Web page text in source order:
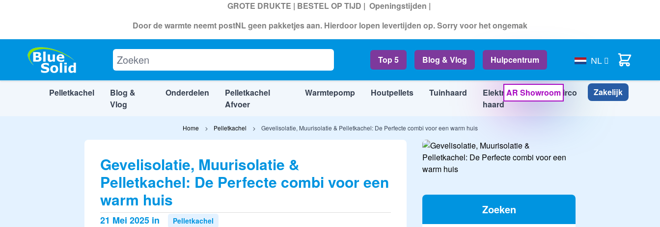
GROTE DRUKTE | BESTEL OP TIJD | Openingstijden |
Door de warmte neemt postNL geen pakketjes aan. Hierdoor lopen levertijden op. Sorry voor het ongemak
Top 5 Blog & Vlog Hulpcentrum NL Cart
Pelletkachel
Blog &
Vlog
Onderdelen
Pelletkachel
Afvoer
Warmtepomp Houtpellets Tuinhaard
Elektrische
haard
Airco Info
AR Showroom Zakelijk
Home Pelletkachel Gevelisolatie, Muurisolatie & Pelletkachel: De Perfecte combi voor een warm huis
Gevelisolatie, Muurisolatie &
Pelletkachel: De Perfecte combi voor een
warm huis
21 Mei 2025 in Pelletkachel
Zoeken